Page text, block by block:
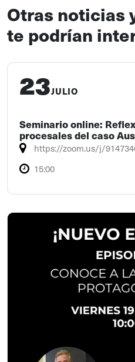
Otras noticias
te podrían
23JULIO
Seminario online:
procesales del caso
https://zoom.us/j/
15:00